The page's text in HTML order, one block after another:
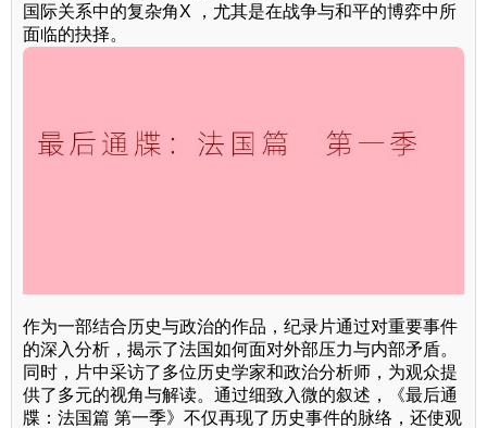
国际关系中的复杂角X ，尤其是在战争与和平的博弈中所
面临的抉择。
作为一部结合历史与政治的作品，纪录片通过对重要事件
的深入分析，揭示了法国如何面对外部压力与内部矛盾。
同时，片中采访了多位历史学家和政治分析师，为观众提
供了多元的视角与解读。通过细致入微的叙述，《最后通
牒：法国篇 第一季》不仅再现了历史事件的脉络，还使观